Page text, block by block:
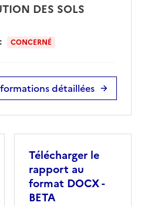
DES SOLS
CONCERNÉ
détaillées
Télécharger le
rapport au
format DOCX -
BETA